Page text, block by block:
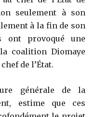
seulement à son
à la fin de son
ont provoqué une
coalition Diomaye
de l’État.
générale de la
estime que ces